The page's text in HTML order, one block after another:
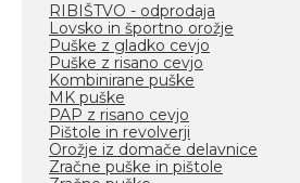
RIBIŠTVO - odprodaja
Lovsko in športno orožje
Puške z gladko cevjo
Puške z risano cevjo
Kombinirane puške
MK puške
PAP z risano cevjo
Pištole in revolverji
Orožje iz domače delavnice
Zračne puške in pištole